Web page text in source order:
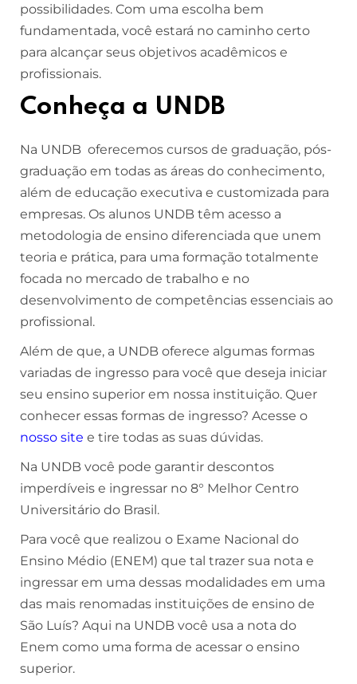
possibilidades. Com uma escolha bem
fundamentada, você estará no caminho certo
para alcançar seus objetivos acadêmicos e
profissionais.
Conheça a UNDB
Na UNDB oferecemos cursos de graduação, pós-
graduação em todas as áreas do conhecimento,
além de educação executiva e customizada para
empresas. Os alunos UNDB têm acesso a
metodologia de ensino diferenciada que unem
teoria e prática, para uma formação totalmente
focada no mercado de trabalho e no
desenvolvimento de competências essenciais ao
profissional.
Além de que, a UNDB oferece algumas formas
variadas de ingresso para você que deseja iniciar
seu ensino superior em nossa instituição. Quer
conhecer essas formas de ingresso? Acesse o
nosso site e tire todas as suas dúvidas.
Na UNDB você pode garantir descontos
imperdíveis e ingressar no 8° Melhor Centro
Universitário do Brasil.
Para você que realizou o Exame Nacional do
Ensino Médio (ENEM) que tal trazer sua nota e
ingressar em uma dessas modalidades em uma
das mais renomadas instituições de ensino de
São Luís? Aqui na UNDB você usa a nota do
Enem como uma forma de acessar o ensino
superior.